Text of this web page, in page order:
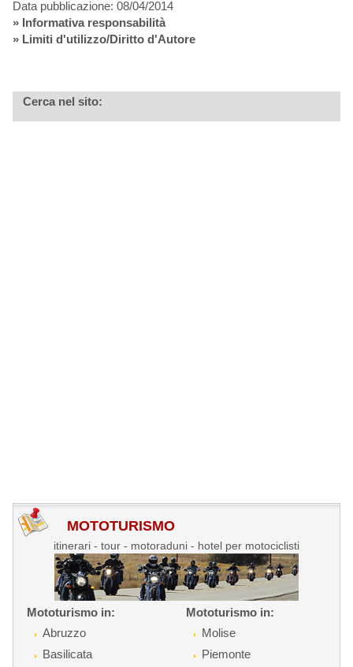
Data pubblicazione: 08/04/2014
» Informativa responsabilità
» Limiti d'utilizzo/Diritto d'Autore
Cerca nel sito:
MOTOTURISMO
itinerari - tour - motoraduni - hotel per motociclisti
Mototurismo in:
Abruzzo
Basilicata
Mototurismo in:
Molise
Piemonte